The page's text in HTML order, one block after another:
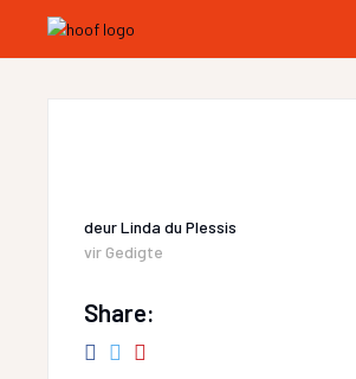
deurLinda du Plessis
vir Gedigte
Share: